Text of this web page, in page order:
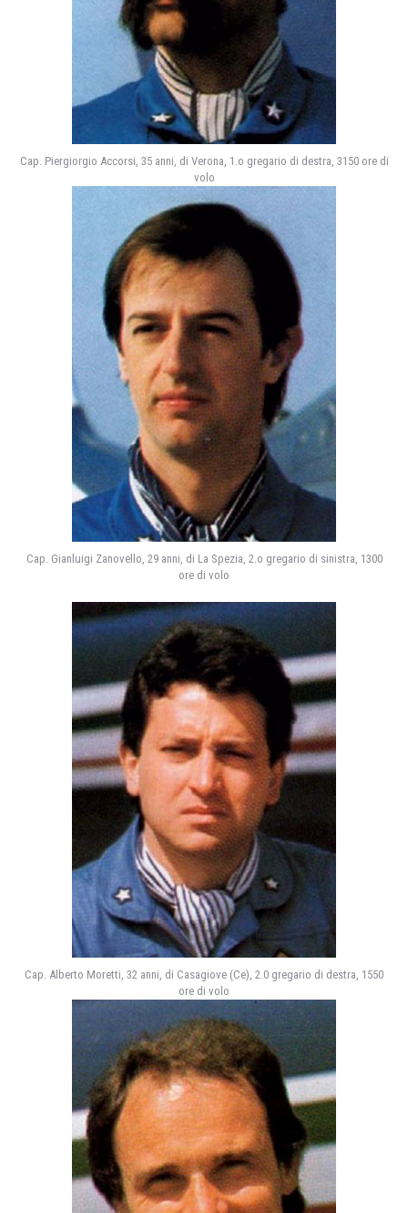
Cap. Piergiorgio Accorsi, 35 anni, di Verona, 1.o gregario di destra, 3150 ore di
volo
Cap. Gianluigi Zanovello, 29 anni, di La Spezia, 2.o gregario di sinistra, 1300
ore di volo
Cap. Alberto Moretti, 32 anni, di Casagiove (Ce), 2.0 gregario di destra, 1550
ore di volo